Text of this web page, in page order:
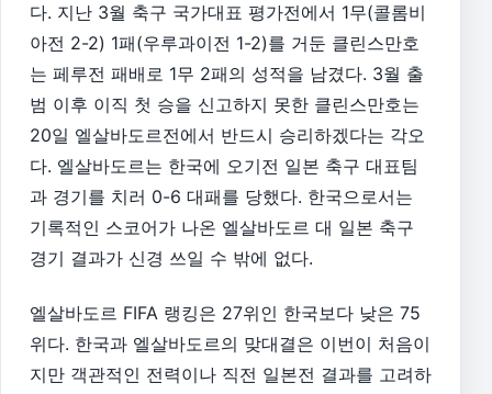
다. 지난 3월 축구 국가대표 평가전에서 1무(콜롬비
아전 2-2) 1패(우루과이전 1-2)를 거둔 클린스만호
는 페루전 패배로 1무 2패의 성적을 남겼다. 3월 출
범 이후 이직 첫 승을 신고하지 못한 클린스만호는
20일 엘살바도르전에서 반드시 승리하겠다는 각오
다. 엘살바도르는 한국에 오기전 일본 축구 대표팀
과 경기를 치러 0-6 대패를 당했다. 한국으로서는
기록적인 스코어가 나온 엘살바도르 대 일본 축구
경기 결과가 신경 쓰일 수 밖에 없다.
엘살바도르 FIFA 랭킹은 27위인 한국보다 낮은 75
위다. 한국과 엘살바도르의 맞대결은 이번이 처음이
지만 객관적인 전력이나 직전 일본전 결과를 고려하